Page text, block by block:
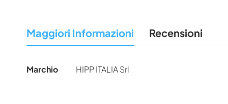
galleria
di
Maggiori Informazioni
Maggiori
Marchio HIPP ITALIA Srl
Recensioni